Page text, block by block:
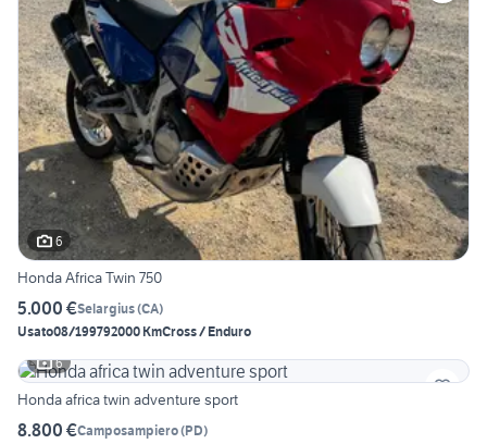
6
Honda Africa Twin 750
5.000 €Selargius(CA)
Usato08/199792000 KmCross / Enduro
6
Honda africa twin adventure sport
8.800 €Camposampiero(PD)